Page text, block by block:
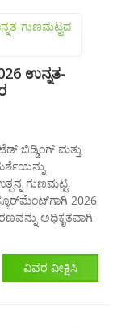
ಉನ್ನತ-
ಬಿಡ್ಡಿಂಗ್ ಮತ್ತು
ಗುಣಮಟ್ಟ,
2026
ಅಧಿಕೃತವಾಗಿ
ವಿವರ ವೀಕ್ಷಿಸಿ